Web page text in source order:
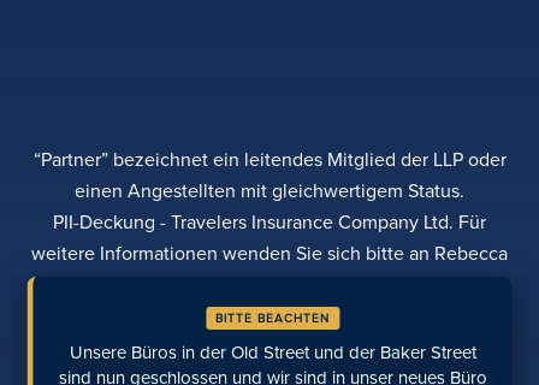
“Partner” bezeichnet ein leitendes Mitglied der LLP oder
einen Angestellten mit gleichwertigem Status.
PII-Deckung - Travelers Insurance Company Ltd. Für
weitere Informationen wenden Sie sich bitte an Rebecca
DATENSCHUTZBESTIMMUNGEN BEANSTANDUNGEN
TRANSPARENZ DIVERSITÄT
EINE ZAHLUNG LEISTEN STANDORTE
ZULETZT AUFGERUFENE SEITEN
BITTE BEACHTEN
Unsere Büros in der Old Street und der Baker Street
sind nun geschlossen und wir sind in unser neues Büro